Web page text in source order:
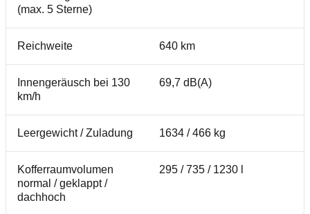
(max. 5 Sterne)
Reichweite 640 km
Innengeräusch bei 130
km/h
69,7 dB(A)
Leergewicht / Zuladung 1634 / 466 kg
Kofferraumvolumen
normal / geklappt /
dachhoch
295 / 735 / 1230 l